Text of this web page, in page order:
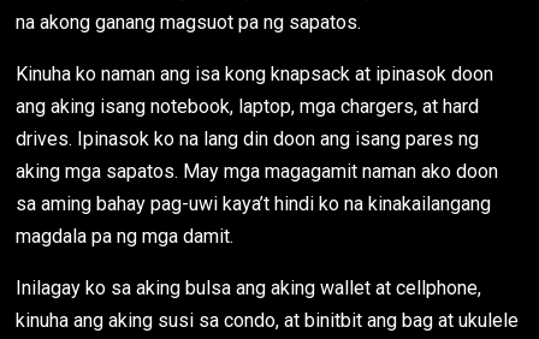
na akong ganang magsuot pa ng sapatos.
Kinuha ko naman ang isa kong knapsack at ipinasok doon
ang aking isang notebook, laptop, mga chargers, at hard
drives. Ipinasok ko na lang din doon ang isang pares ng
aking mga sapatos. May mga magagamit naman ako doon
sa aming bahay pag-uwi kaya’t hindi ko na kinakailangang
magdala pa ng mga damit.
Inilagay ko sa aking bulsa ang aking wallet at cellphone,
kinuha ang aking susi sa condo, at binitbit ang bag at ukulele